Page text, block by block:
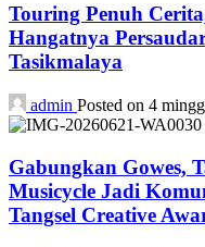
Touring Penuh
Hangatnya
Tasikmalaya
admin Posted on 4
Gabungkan Gowes,
Musicycle Jadi
Tangsel Creative